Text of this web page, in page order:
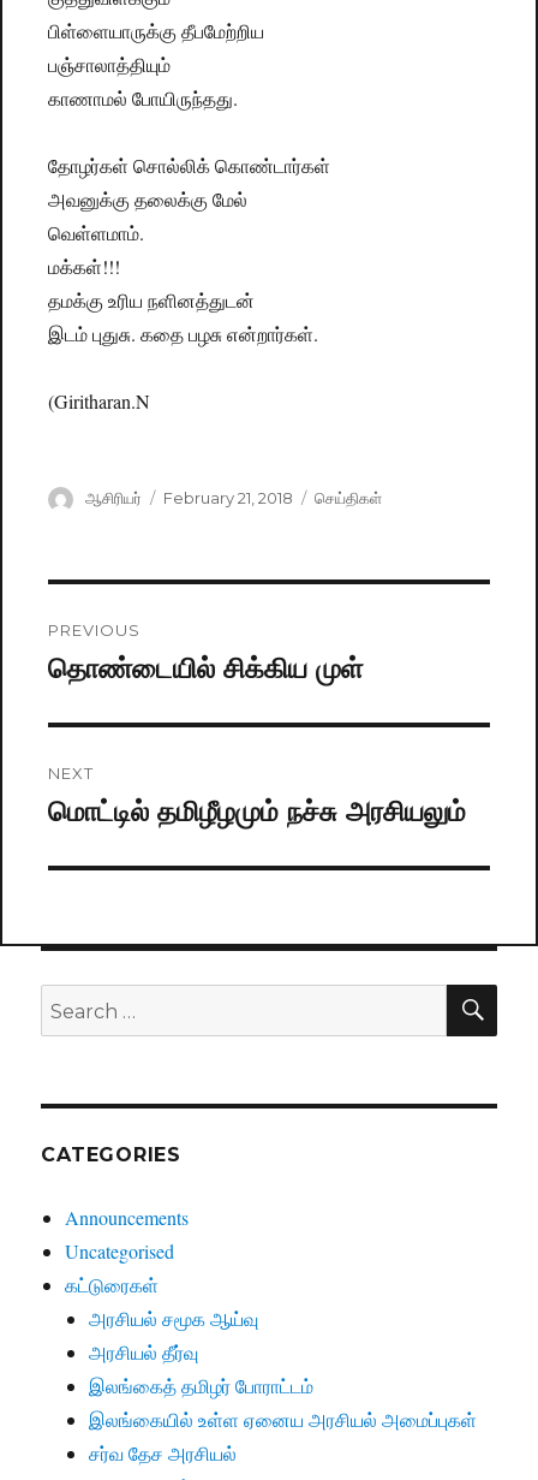
பிள்ளையாருக்கு தீபமேற்றிய
பஞ்சாலாத்தியும்
காணாமல் போயிருந்தது.
தோழர்கள் சொல்லிக் கொண்டார்கள்
அவனுக்கு தலைக்கு மேல்
வெள்ளமாம்.
மக்கள்!!!
தமக்கு உரிய நளினத்துடன்
இடம் புதுசு. கதை பழசு என்றார்கள்.
(Giritharan.N
Author
ஆசிரியர்
Posted
February 21, 2018 Categories
செய்திகள்
navigation
PREVIOUS
Previous
தொண்டையில் சிக்கிய முள்
NEXT
Next
மொட்டில் தமிழீழமும் நச்சு அரசியலும்
Search
for:
CATEGORIES
Announcements
Uncategorised
கட்டுரைகள்
அரசியல் சமூக ஆய்வு
அரசியல் தீர்வு
இலங்கைத் தமிழர் போராட்டம்
இலங்கையில் உள்ள ஏனைய அரசியல் அமைப்புகள்
சர்வ தேச அரசியல்